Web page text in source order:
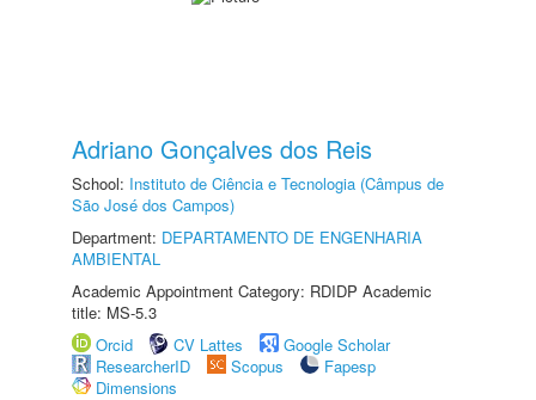
Adriano Gonçalves dos Reis
School: Instituto de Ciência e Tecnologia (Câmpus de
São José dos Campos)
Department: DEPARTAMENTO DE ENGENHARIA
AMBIENTAL
Academic Appointment Category: RDIDP Academic
title: MS-5.3
Orcid
CV Lattes
Google Scholar
ResearcherID
Scopus
Fapesp
Dimensions